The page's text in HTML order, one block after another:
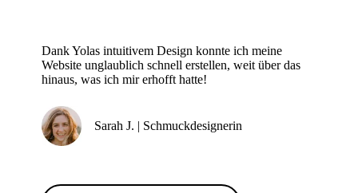
Dank Yolas intuitivem Design konnte ich meine
Website unglaublich schnell erstellen, weit über das
hinaus, was ich mir erhofft hatte!
Sarah J. | Schmuckdesignerin